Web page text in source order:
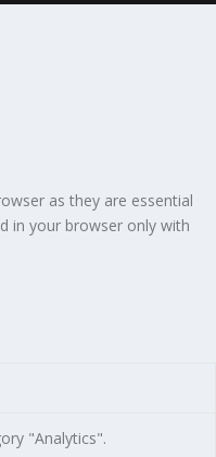
as they are essential
in your browser only with
"Analytics".